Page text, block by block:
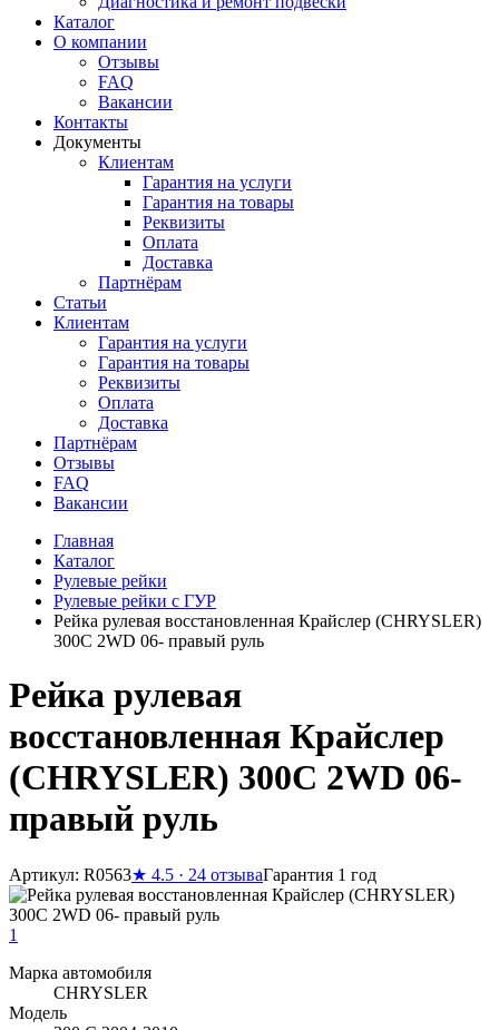
Каталог
О компании
Отзывы
FAQ
Вакансии
Контакты
Документы
Клиентам
Гарантия на услуги
Гарантия на товары
Реквизиты
Оплата
Доставка
Партнёрам
Статьи
Клиентам
Гарантия на услуги
Гарантия на товары
Реквизиты
Оплата
Доставка
Партнёрам
Отзывы
FAQ
Вакансии
Главная
Каталог
Рулевые рейки
Рулевые рейки с ГУР
Рейка рулевая восстановленная Крайслер (CHRYSLER)
300C 2WD 06- правый руль
Рейка рулевая
восстановленная Крайслер
(CHRYSLER) 300C 2WD 06-
правый руль
Артикул: R0563★ 4.5 · 24 отзываГарантия 1 год
1
Марка автомобиля
CHRYSLER
Модель